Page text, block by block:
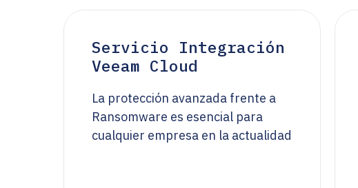
Servicio Integración
Veeam Cloud
La protección avanzada frente a
Ransomware es esencial para
cualquier empresa en la actualidad